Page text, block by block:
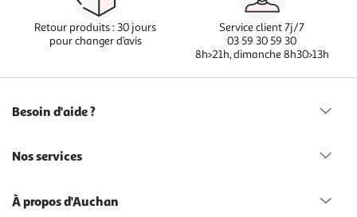
Retour produits : 30 jours
pour changer d’avis
Service client 7j/7
03 59 30 59 30
8h>21h, dimanche 8h30>13h
Besoin d'aide ?
Nos services
À propos d'Auchan